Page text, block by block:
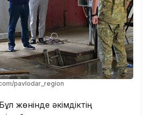
pavlodar_region
Бұл жөнінде әкімдіктің